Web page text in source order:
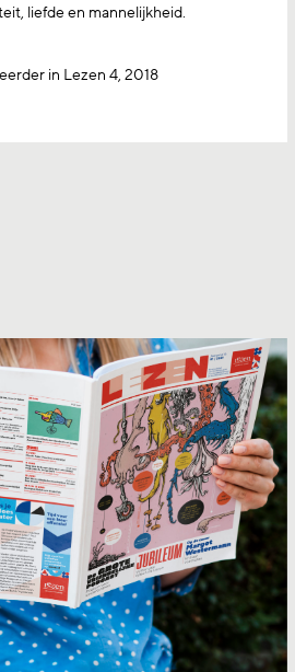
liefde en mannelijkheid.
in Lezen 4, 2018